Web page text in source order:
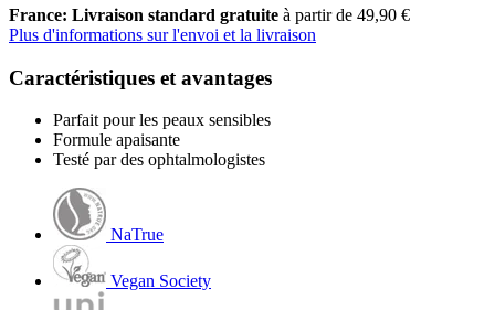
France: Livraison standard gratuite à partir de 49,90 €
Plus d'informations sur l'envoi et la livraison
Caractéristiques et avantages
Parfait pour les peaux sensibles
Formule apaisante
Testé par des ophtalmologistes
NaTrue
Vegan Society